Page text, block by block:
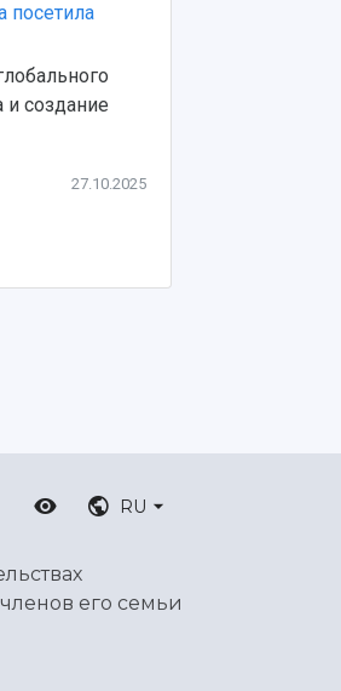
посетила
создание
27.10.2025
RU
его семьи